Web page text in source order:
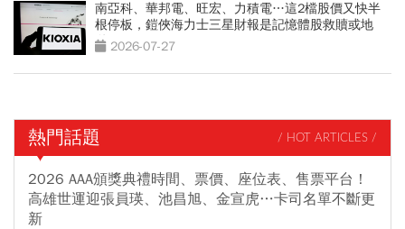
南亞科、華邦電、旺宏、力積電…這2檔股價又快半
根停板，鎧俠海力士三星財報是記憶體股救贖或地
獄？2026-07-27
熱門話題 / HOT ARTICLES /
2026 AAA頒獎典禮時間、票價、座位表、售票平台！
高雄世運迎張員瑛、池昌旭、金宣虎…卡司名單不斷更
新